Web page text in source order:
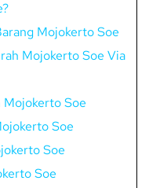
Mojokerto Soe
Mojokerto Soe Via
Mojokerto Soe
Soe
Soe
Soe